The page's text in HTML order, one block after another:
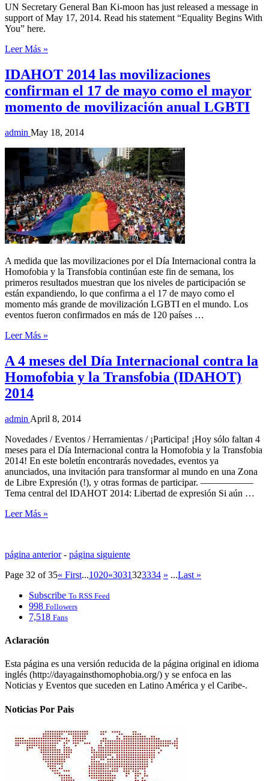
UN Secretary General Ban Ki-moon has just released a message in
support of May 17, 2014. Read his statement “Equality Begins With
You” here.
Leer Más »
IDAHOT 2014 las movilizaciones
confirman el 17 de mayo como el mayor
momento de movilización anual LGBTI
admin May 18, 2014
A medida que las movilizaciones por el Día Internacional contra la
Homofobia y la Transfobia continúan este fin de semana, los
primeros resultados muestran que los niveles de participación se
están expandiendo, lo que confirma a el 17 de mayo como el
momento más grande de movilización LGBTI en el mundo. Los
eventos fueron confirmados en más de 120 países …
Leer Más »
A 4 meses del Día Internacional contra la
Homofobia y la Transfobia (IDAHOT)
2014
admin April 8, 2014
Novedades / Eventos / Herramientas / ¡Participa! ¡Hoy sólo faltan 4
meses para el Día Internacional contra la Homofobia y la Transfobia
2014! En este boletín encontrarás novedades, eventos ya
anunciados, una invitación para transformar al mundo en una Zona
de Libre Expresión (!), y otras formas de participar. —————–
Tema central del IDAHOT 2014: Libertad de expresión Si aún …
Leer Más »
página anterior- página siguiente
Page 32 of 35« First...1020«3031323334 » ...Last »
Subscribe To RSS Feed
998 Followers
7,518 Fans
Aclaración
Esta página es una versión reducida de la página original en idioma
inglés (http://dayagainsthomophobia.org/) y se enfoca en las
Noticias y Eventos que suceden en Latino América y el Caribe-.
Noticias Por Pais